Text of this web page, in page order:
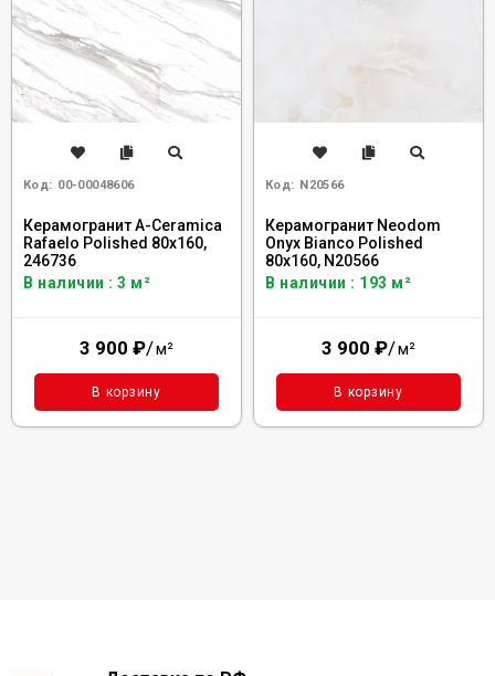
Код: 00-00048606
Керамогранит A-Ceramica
Rafaelo Polished 80x160,
246736
В наличии : 3 м²
3 900 ₽/м²
В корзину
Код: N20566
Керамогранит Neodom
Onyx Bianco Polished
80x160, N20566
В наличии : 193 м²
3 900 ₽/м²
В корзину